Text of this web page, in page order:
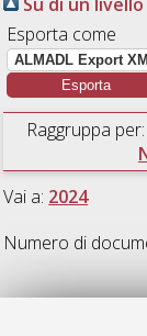
Esporta come
Raggruppa per:
Vai a: 2024
Numero di
2024